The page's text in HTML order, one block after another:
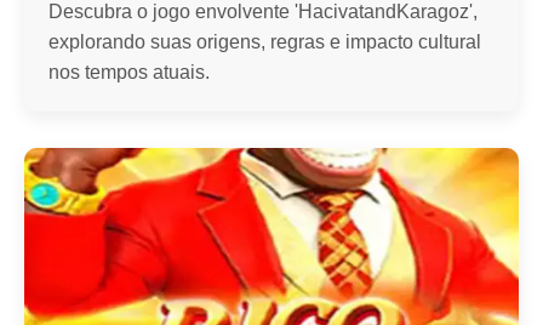
Descubra o jogo envolvente 'HacivatandKaragoz',
explorando suas origens, regras e impacto cultural
nos tempos atuais.